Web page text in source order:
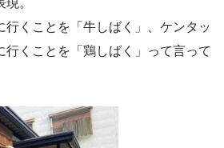
行くことを「牛しばく」、ケンタッ
行くことを「鶏しばく」って言って